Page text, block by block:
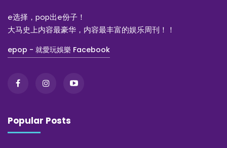
e选择，pop出e份子！
大马史上内容最豪华，内容最丰富的娱乐周刊！！
epop - 就愛玩娛樂 Facebook
Popular Posts